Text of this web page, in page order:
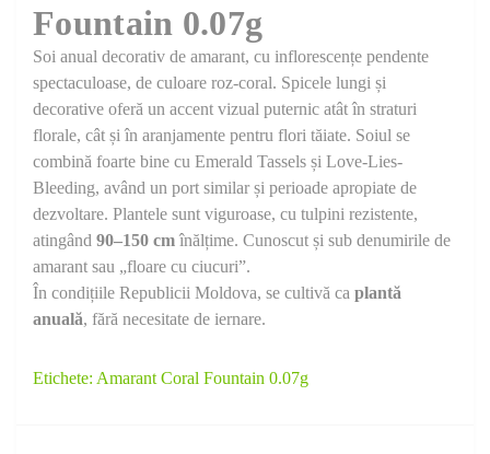
Fountain 0.07g
Soi anual decorativ de amarant, cu inflorescențe pendente
spectaculoase, de culoare roz-coral. Spicele lungi și
decorative oferă un accent vizual puternic atât în straturi
florale, cât și în aranjamente pentru flori tăiate. Soiul se
combină foarte bine cu Emerald Tassels și Love-Lies-
Bleeding, având un port similar și perioade apropiate de
dezvoltare. Plantele sunt viguroase, cu tulpini rezistente,
atingând 90–150 cm înălțime. Cunoscut și sub denumirile de
amarant sau „floare cu ciucuri”.
În condițiile Republicii Moldova, se cultivă ca plantă
anuală, fără necesitate de iernare.
Etichete: Amarant Coral Fountain 0.07g